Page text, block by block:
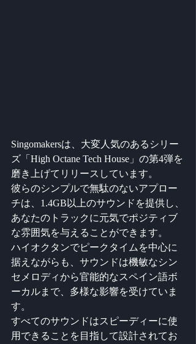
Singomakersは、大変人気のあるシリー
ズ「High Octane Tech House」の第4弾を
磨き上げてリリースしています。
彼らのシンプルで無駄のないアプロー
チは、1.4GB以上のサウンドを提供し、
あなたのトラックに元気でポジティブ
な雰囲気を与えることができます。
ハイオクタンでピークタイムを中心に
据えながらも、サウンドは機敏なシン
セメロディから官能的なスペイン語ボ
ーカルまで、多様な影響を受けていま
す。
すべてのサウンドはスピーディーに使
用できることを目指して設計されてお